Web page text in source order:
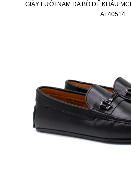
GIÀY LƯỜI NAM DA BÒ ĐẾ KHÂU
AF40514